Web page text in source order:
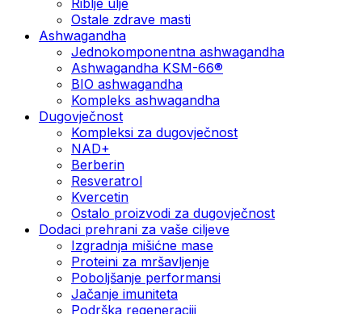
Ostale zdrave masti
Ashwagandha
Jednokomponentna ashwagandha
Ashwagandha KSM-66®
BIO ashwagandha
Kompleks ashwagandha
Dugovječnost
Kompleksi za dugovječnost
NAD+
Berberin
Resveratrol
Kvercetin
Ostalo proizvodi za dugovječnost
Dodaci prehrani za vaše ciljeve
Izgradnja mišićne mase
Proteini za mršavljenje
Poboljšanje performansi
Jačanje imuniteta
Podrška regeneraciji